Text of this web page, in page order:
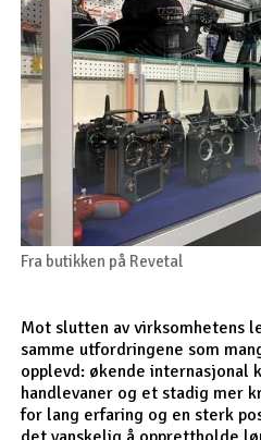
Fra butikken på Revetal
Mot slutten av virksomhetens
samme utfordringene som
opplevd: økende internasjonal
handlevaner og et stadig mer
for lang erfaring og en sterk